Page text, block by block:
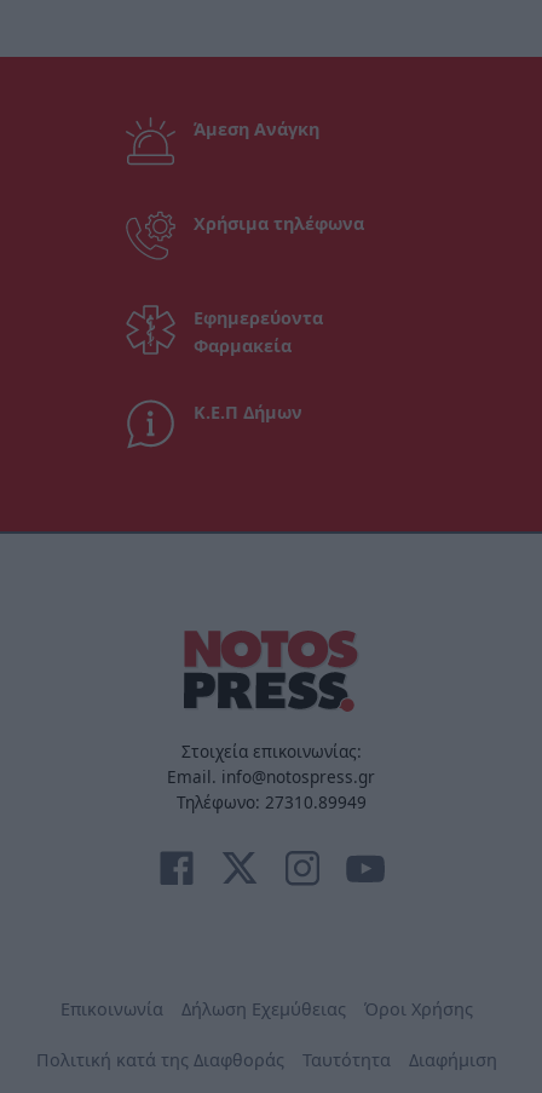
Άμεση Ανάγκη
Χρήσιμα τηλέφωνα
Εφημερεύοντα
Φαρμακεία
Κ.Ε.Π Δήμων
Στοιχεία επικοινωνίας:
Email. info@notospress.gr
Τηλέφωνο: 27310.89949
Επικοινωνία Δήλωση Εχεμύθειας Όροι Χρήσης
Πολιτική κατά της Διαφθοράς Ταυτότητα Διαφήμιση